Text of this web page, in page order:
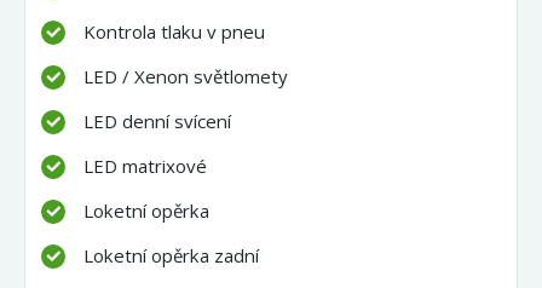
Kontrola tlaku v pneu
LED / Xenon světlomety
LED denní svícení
LED matrixové
Loketní opěrka
Loketní opěrka zadní